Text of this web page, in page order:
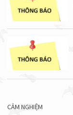
CẢM NGHIỆM